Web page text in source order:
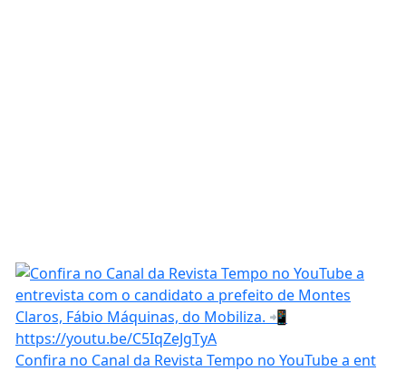
Confira no Canal da Revista Tempo no YouTube a ent